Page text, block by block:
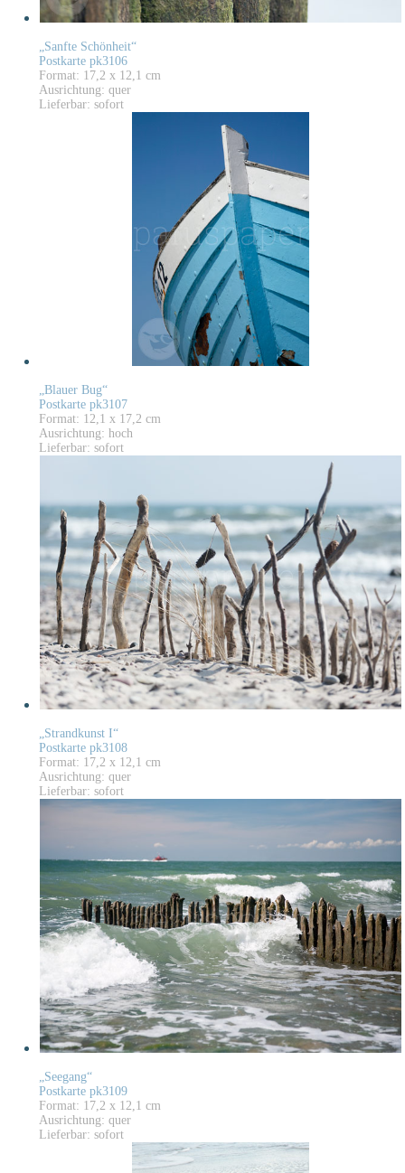
„Sanfte Schönheit“
Postkarte pk3106
Format: 17,2 x 12,1 cm
Ausrichtung: quer
Lieferbar: sofort
„Blauer Bug“
Postkarte pk3107
Format: 12,1 x 17,2 cm
Ausrichtung: hoch
Lieferbar: sofort
„Strandkunst I“
Postkarte pk3108
Format: 17,2 x 12,1 cm
Ausrichtung: quer
Lieferbar: sofort
„Seegang“
Postkarte pk3109
Format: 17,2 x 12,1 cm
Ausrichtung: quer
Lieferbar: sofort